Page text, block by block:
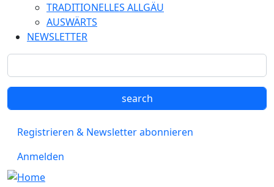
TRADITIONELLES ALLGÄU
AUSWÄRTS
NEWSLETTER
Registrieren & Newsletter abonnieren
Anmelden